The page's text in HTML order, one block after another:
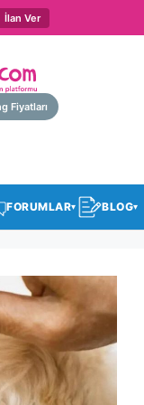
İlan Ver
Fiyatları
FORUMLAR▾ BLOG▾